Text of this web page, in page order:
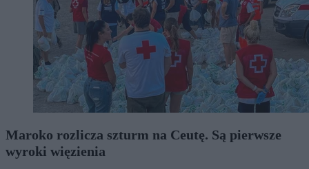
Maroko rozlicza szturm na Ceutę. Są pierwsze
wyroki więzienia